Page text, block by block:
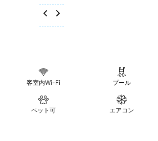
客室内Wi-Fi プール
ペット可 エアコン